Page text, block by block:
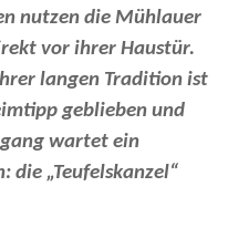
nutzen die Mühlauer
vor ihrer Haustür.
langen Tradition ist
geblieben und
wartet ein
die „Teufelskanzel“